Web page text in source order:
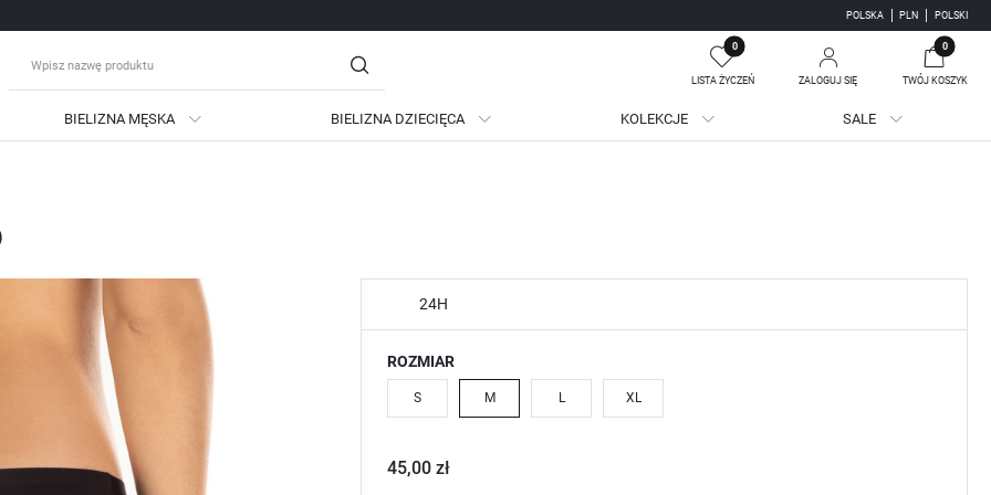
POLSKA PLN POLSKI
0
LISTA ŻYCZEŃ ZALOGUJ SIĘ
Zapomniałem hasła
podgląd historii zakupów
brak konieczności wprowadzania swoich danych przy kolejnych zakupach
możliwość otrzymania rabatów i kuponów promocyjnych
0
TWÓJ KOSZYK
Twój koszyk jest pusty
BIELIZNA MĘSKA BIELIZNA DZIECIĘCA KOLEKCJE SALE
24H
ROZMIAR
S M L XL
45,00 zł